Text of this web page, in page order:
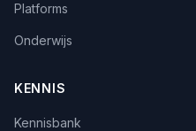
Platforms
Onderwijs
KENNIS
Kennisbank